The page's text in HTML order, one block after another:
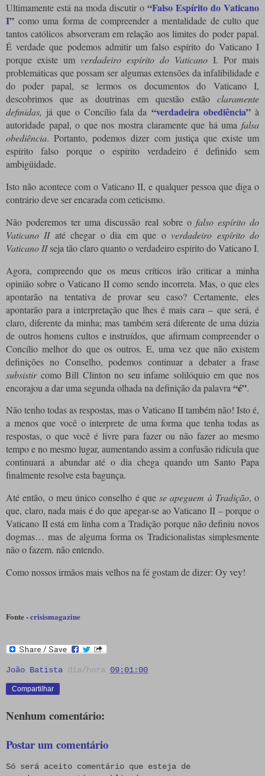
Ultimamente está na moda discutir o “Falso Espírito do Vaticano
I” como uma forma de compreender a mentalidade de culto que
tantos católicos absorveram em relação aos limites do poder papal.
É verdade que podemos admitir um falso espírito do Vaticano I
porque existe um verdadeiro espírito do Vaticano I. Por mais
problemáticas que possam ser algumas extensões da infalibilidade e
do poder papal, se lermos os documentos do Vaticano I,
descobrimos que as doutrinas em questão estão claramente
definidas, já que o Concílio fala da “verdadeira obediência”à
autoridade papal, o que nos mostra claramente que há uma falsa
obediência.Portanto, podemos dizer com justiça que existe um
espírito falso porque o espírito verdadeiro é definido sem
ambigüidade.
Isto não acontece com o Vaticano II, e qualquer pessoa que diga o
contrário deve ser encarada com ceticismo.
Não poderemos ter uma discussão real sobre o falso espírito do
Vaticano IIaté chegar o dia em que o verdadeiro espírito do
Vaticano IIseja tão claro quanto o verdadeiro espírito do Vaticano I.
Agora, compreendoque os meus críticos irão criticar a minha
opinião sobre o Vaticano II como sendo incorreta. Mas, o que eles
apontarão na tentativa de provar seu caso?Certamente, eles
apontarão para a interpretação que lhes é mais cara – que será, é
claro, diferente da minha;mas também será diferente de uma dúzia
de outros homens cultos e instruídos, que afirmam compreender o
Concílio melhor do que os outros.E, uma vez que não existem
definições no Conselho, podemos continuar a debater a frase
subsistircomo Bill Clinton no seu infame solilóquio em que nos
encorajou a dar uma segunda olhada na definição da palavra “é”.
Não tenho todas as respostas, mas o Vaticano II também não! Isto é,
a menos que você o interprete de uma forma que tenha todas as
respostas, o que você é livre para fazer ou não fazer ao mesmo
tempo e no mesmo lugar, aumentando assim a confusão ridícula que
continuará a abundar até o dia chega quando um Santo Papa
finalmente resolve esta bagunça.
Até então, o meu único conselho é que se apeguem à Tradição, o
que, claro, nada mais é do que apegar-se ao Vaticano II – porque o
Vaticano II está em linha com a Tradição porque não definiu novos
dogmas… mas de alguma forma os Tradicionalistas simplesmente
não o fazem. não entendo.
Como nossos irmãos mais velhos na fé gostam de dizer: Oy vey!
Fonte -crisismagazine
João Batista dia/hora 09:01:00
Compartilhar
Nenhum comentário:
Postar um comentário
Só será aceito comentário que esteja de